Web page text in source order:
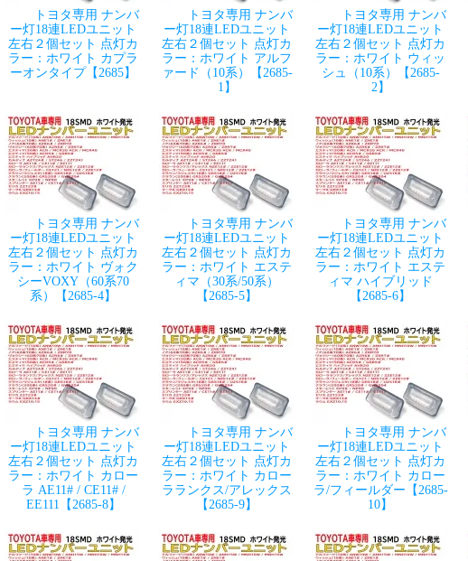
トヨタ専用 ナンバ
ー灯18連LEDユニット
左右２個セット 点灯カ
ラー：ホワイト カプラ
ーオンタイプ【2685】
トヨタ専用 ナンバ
ー灯18連LEDユニット
左右２個セット 点灯カ
ラー：ホワイト アルフ
ァード（10系）【2685-
1】
トヨタ専用 ナンバ
ー灯18連LEDユニット
左右２個セット 点灯カ
ラー：ホワイト ウィッ
シュ（10系）【2685-
2】
トヨタ専用 ナンバ
ー灯18連LEDユニット
左右２個セット 点灯カ
ラー：ホワイト ヴォク
シーVOXY（60系70
系）【2685-4】
トヨタ専用 ナンバ
ー灯18連LEDユニット
左右２個セット 点灯カ
ラー：ホワイト エステ
ィマ（30系/50系）
【2685-5】
トヨタ専用 ナンバ
ー灯18連LEDユニット
左右２個セット 点灯カ
ラー：ホワイト エステ
ィマ ハイブリッド
【2685-6】
トヨタ専用 ナンバ
ー灯18連LEDユニット
左右２個セット 点灯カ
ラー：ホワイト カロー
ラ AE11# / CE11# /
EE111【2685-8】
トヨタ専用 ナンバ
ー灯18連LEDユニット
左右２個セット 点灯カ
ラー：ホワイト カロー
ラランクス/アレックス
【2685-9】
トヨタ専用 ナンバ
ー灯18連LEDユニット
左右２個セット 点灯カ
ラー：ホワイト カロー
ラ/フィールダー【2685-
10】